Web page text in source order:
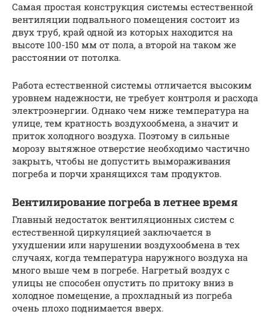
Самая простая конструкция системы естественной
вентиляции подвального помещения состоит из
двух труб, край одной из которых находится на
высоте 100-150 мм от пола, а второй на таком же
расстоянии от потолка.
Работа естественной системы отличается высоким
уровнем надежности, не требует контроля и расхода
электроэнергии. Однако чем ниже температура на
улице, тем кратность воздухообмена, а значит и
приток холодного воздуха. Поэтому в сильные
морозу вытяжное отверстие необходимо частично
закрыть, чтобы не допустить вымораживания
погреба и порчи хранящихся там продуктов.
Вентилирование погреба в летнее время
Главный недостаток вентиляционных систем с
естественной циркуляцией заключается в
ухудшении или нарушении воздухообмена в тех
случаях, когда температура наружного воздуха на
много выше чем в погребе. Нагретый воздух с
улицы не способен опустить по притоку вниз в
холодное помещение, а прохладный из погреба
очень плохо поднимается вверх.